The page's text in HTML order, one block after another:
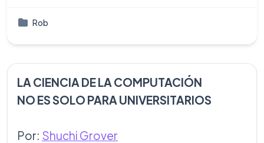
Rob
LA CIENCIA DE LA COMPUTACIÓN
NO ES SOLO PARA UNIVERSITARIOS
Por: Shuchi Grover